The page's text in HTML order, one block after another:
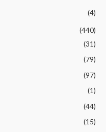
(4)
(440)
(31)
(79)
(97)
(1)
(44)
(15)